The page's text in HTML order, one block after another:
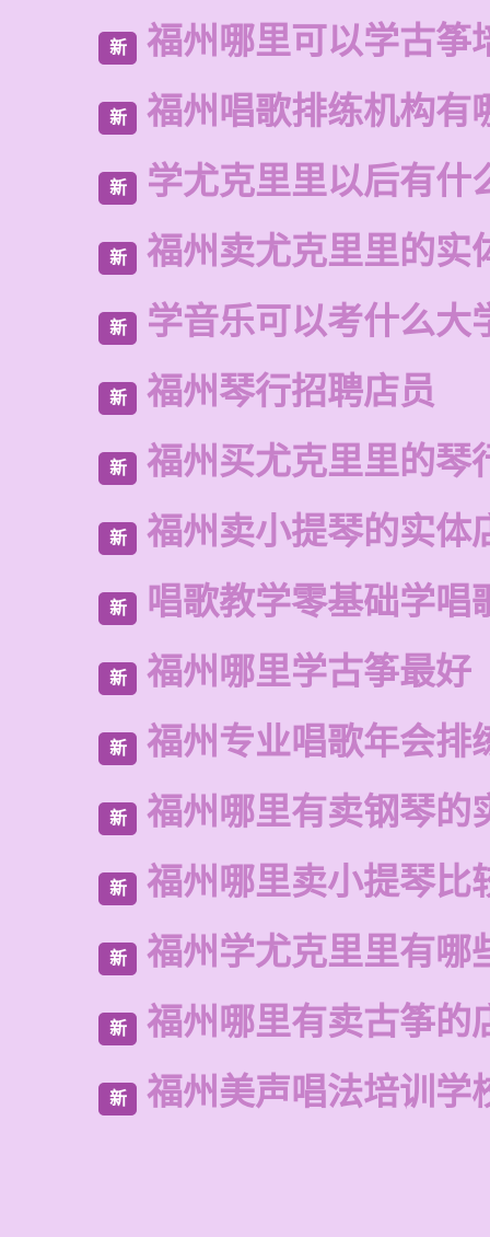
新 福州哪里可以学古筝
新 福州唱歌排练机构有
新 学尤克里里以后有什
新 福州卖尤克里里的实
新 学音乐可以考什么大
新 福州琴行招聘店员
新 福州买尤克里里的琴
新 福州卖小提琴的实体
新 唱歌教学零基础学唱
新 福州哪里学古筝最好
新 福州专业唱歌年会排
新 福州哪里有卖钢琴的
新 福州哪里卖小提琴比
新 福州学尤克里里有哪
新 福州哪里有卖古筝的
新 福州美声唱法培训学